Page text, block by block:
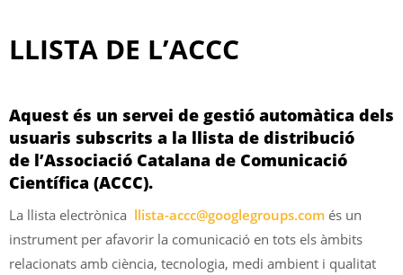
LLISTA DE L’ACCC
Aquest és un servei de gestió automàtica dels
usuaris subscrits a la llista de distribució
de l’Associació Catalana de Comunicació
Científica (ACCC).
La llista electrònica llista-accc@googlegroups.com és un
instrument per afavorir la comunicació en tots els àmbits
relacionats amb ciència, tecnologia, medi ambient i qualitat